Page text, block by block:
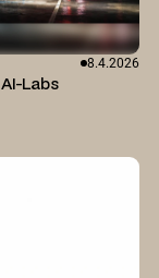
8.4.2026
Labs